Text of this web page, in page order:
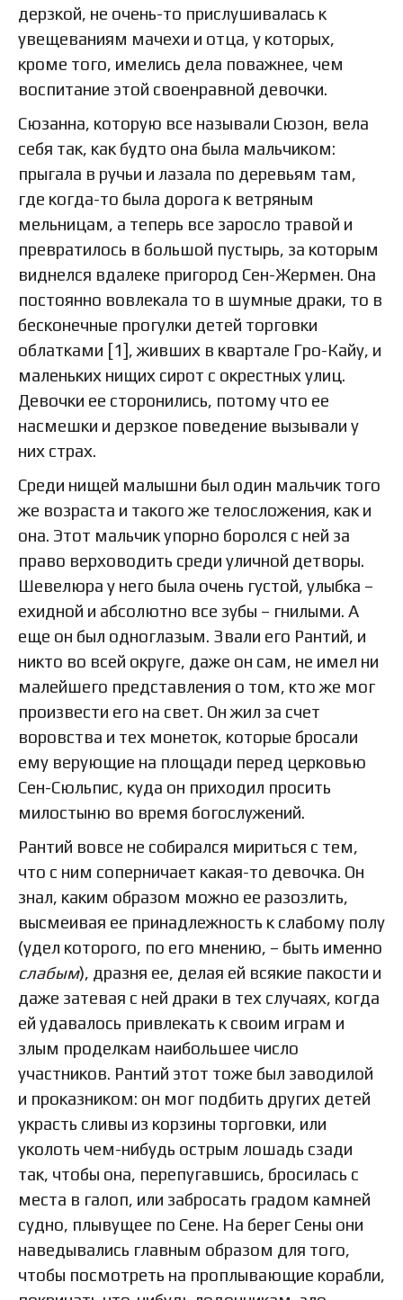
дерзкой, не очень-то прислушивалась к
увещеваниям мачехи и отца, у которых,
кроме того, имелись дела поважнее, чем
воспитание этой своенравной девочки.
Сюзанна, которую все называли Сюзон, вела
себя так, как будто она была мальчиком:
прыгала в ручьи и лазала по деревьям там,
где когда-то была дорога к ветряным
мельницам, а теперь все заросло травой и
превратилось в большой пустырь, за которым
виднелся вдалеке пригород Сен-Жермен. Она
постоянно вовлекала то в шумные драки, то в
бесконечные прогулки детей торговки
облатками [1], живших в квартале Гро-Кайу, и
маленьких нищих сирот с окрестных улиц.
Девочки ее сторонились, потому что ее
насмешки и дерзкое поведение вызывали у
них страх.
Среди нищей малышни был один мальчик того
же возраста и такого же телосложения, как и
она. Этот мальчик упорно боролся с ней за
право верховодить среди уличной детворы.
Шевелюра у него была очень густой, улыбка –
ехидной и абсолютно все зубы – гнилыми. А
еще он был одноглазым. Звали его Рантий, и
никто во всей округе, даже он сам, не имел ни
малейшего представления о том, кто же мог
произвести его на свет. Он жил за счет
воровства и тех монеток, которые бросали
ему верующие на площади перед церковью
Сен-Сюльпис, куда он приходил просить
милостыню во время богослужений.
Рантий вовсе не собирался мириться с тем,
что с ним соперничает какая-то девочка. Он
знал, каким образом можно ее разозлить,
высмеивая ее принадлежность к слабому полу
(удел которого, по его мнению, – быть именно
слабым), дразня ее, делая ей всякие пакости и
даже затевая с ней драки в тех случаях, когда
ей удавалось привлекать к своим играм и
злым проделкам наибольшее число
участников. Рантий этот тоже был заводилой
и проказником: он мог подбить других детей
украсть сливы из корзины торговки, или
уколоть чем-нибудь острым лошадь сзади
так, чтобы она, перепугавшись, бросилась с
места в галоп, или забросать градом камней
судно, плывущее по Сене. На берег Сены они
наведывались главным образом для того,
чтобы посмотреть на проплывающие корабли,